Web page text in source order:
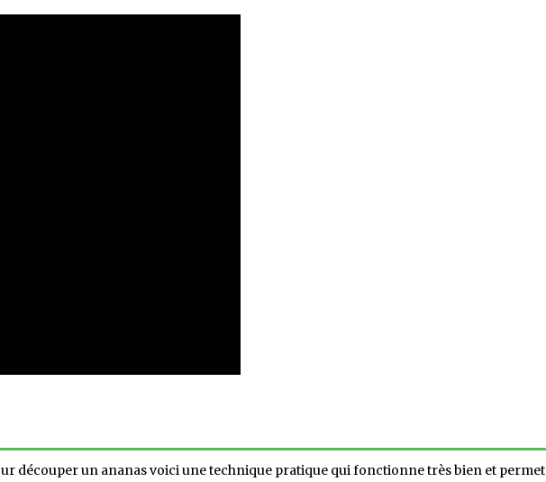
découper un ananas voici une technique pratique qui fonctionne très bien et permet